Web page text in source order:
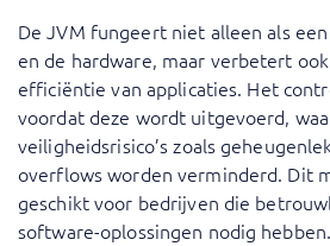
De JVM fungeert niet alleen als
en de hardware, maar verbetert
efficiëntie van applicaties. Het
voordat deze wordt uitgevoerd,
veiligheidsrisico’s zoals
overflows worden verminderd. Dit
geschikt voor bedrijven die
software-oplossingen nodig hebben.